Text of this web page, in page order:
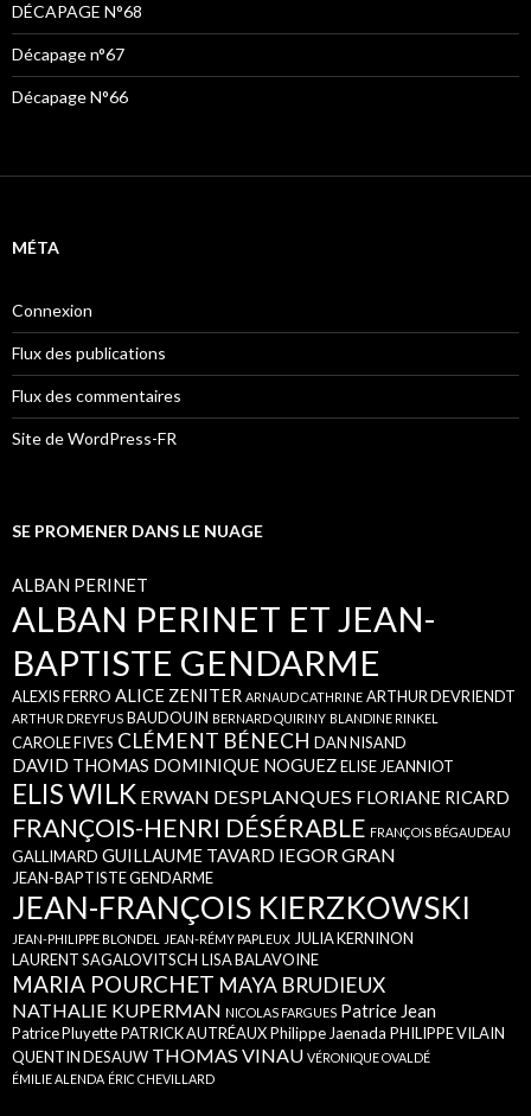
DÉCAPAGE N°68
Décapage n°67
Décapage N°66
MÉTA
Connexion
Flux des publications
Flux des commentaires
Site de WordPress-FR
SE PROMENER DANS LE NUAGE
ALBAN PERINET
ALBAN PERINET ET JEAN-
BAPTISTE GENDARME
ALEXIS FERRO ALICE ZENITER ARNAUD CATHRINE ARTHUR DEVRIENDT
ARTHUR DREYFUS BAUDOUIN BERNARD QUIRINY BLANDINE RINKEL
CAROLE FIVES CLÉMENT BÉNECH DAN NISAND
DAVID THOMAS DOMINIQUE NOGUEZELISE JEANNIOT
ELIS WILK ERWAN DESPLANQUES FLORIANE RICARD
FRANÇOIS-HENRI DÉSÉRABLE FRANÇOIS BÉGAUDEAU
GALLIMARD GUILLAUME TAVARD IEGOR GRAN
JEAN-BAPTISTE GENDARME
JEAN-FRANÇOIS KIERZKOWSKI
JEAN-PHILIPPE BLONDEL JEAN-RÉMY PAPLEUX JULIA KERNINON
LAURENT SAGALOVITSCH LISA BALAVOINE
MARIA POURCHET MAYA BRUDIEUX
NATHALIE KUPERMAN NICOLAS FARGUES Patrice Jean
Patrice PluyettePATRICK AUTRÉAUXPhilippe Jaenada PHILIPPE VILAIN
QUENTIN DESAUW THOMAS VINAU VÉRONIQUE OVALDÉ
ÉMILIE ALENDA ÉRIC CHEVILLARD